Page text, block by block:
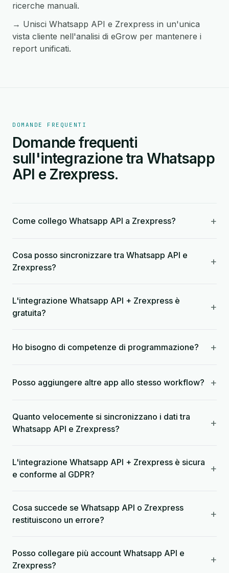
ricerche manuali.
→ Unisci Whatsapp API e Zrexpress in un'unica
vista cliente nell'analisi di eGrow per mantenere i
report unificati.
DOMANDE FREQUENTI
Domande frequenti
sull'integrazione tra Whatsapp
API e Zrexpress.
Come collego Whatsapp API a Zrexpress? +
Cosa posso sincronizzare tra Whatsapp API e
Zrexpress?
+
L'integrazione Whatsapp API + Zrexpress è
gratuita?
+
Ho bisogno di competenze di programmazione? +
Posso aggiungere altre app allo stesso workflow? +
Quanto velocemente si sincronizzano i dati tra
Whatsapp API e Zrexpress?
+
L'integrazione Whatsapp API + Zrexpress è sicura
e conforme al GDPR?
+
Cosa succede se Whatsapp API o Zrexpress
restituiscono un errore?
+
Posso collegare più account Whatsapp API e
Zrexpress?
+